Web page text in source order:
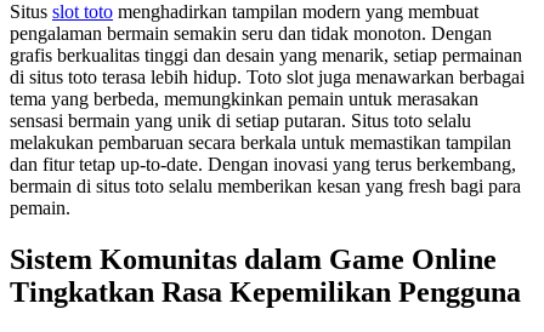
Situs slot toto menghadirkan tampilan modern yang membuat
pengalaman bermain semakin seru dan tidak monoton. Dengan
grafis berkualitas tinggi dan desain yang menarik, setiap permainan
di situs toto terasa lebih hidup. Toto slot juga menawarkan berbagai
tema yang berbeda, memungkinkan pemain untuk merasakan
sensasi bermain yang unik di setiap putaran. Situs toto selalu
melakukan pembaruan secara berkala untuk memastikan tampilan
dan fitur tetap up-to-date. Dengan inovasi yang terus berkembang,
bermain di situs toto selalu memberikan kesan yang fresh bagi para
pemain.
Sistem Komunitas dalam Game Online
Tingkatkan Rasa Kepemilikan Pengguna